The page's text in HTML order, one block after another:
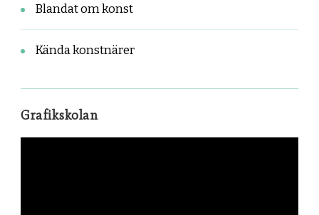
Blandat om konst
Kända konstnärer
Grafikskolan